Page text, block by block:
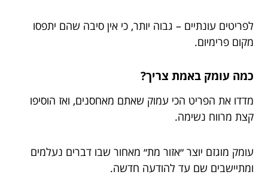
לפריטים עונתיים – גבוה יותר, כי אין סיבה שהם יתפסו
מקום פרימיום.
כמה עומק באמת צריך?
מדדו את הפריט הכי עמוק שאתם מאחסנים, ואז הוסיפו
קצת מרווח נשימה.
עומק מוגזם יוצר ״אזור מת״ מאחור שבו דברים נעלמים
ומתיישבים שם עד להודעה חדשה.